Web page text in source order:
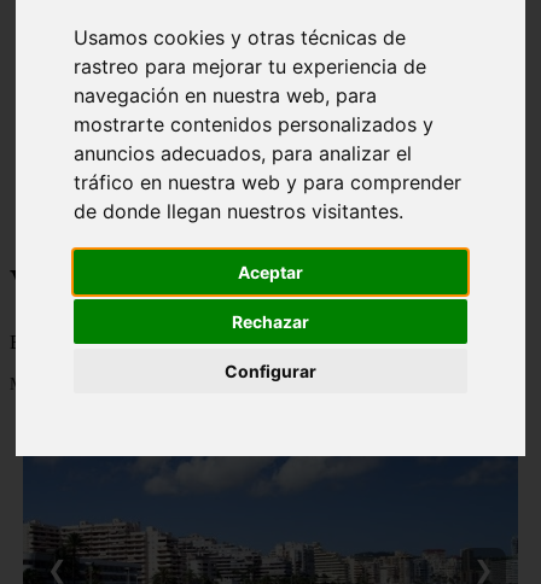
Usamos cookies y otras técnicas de
rastreo para mejorar tu experiencia de
navegación en nuestra web, para
mostrarte contenidos personalizados y
anuncios adecuados, para analizar el
tráfico en nuestra web y para comprender
de donde llegan nuestros visitantes.
Aceptar
Rechazar
Configurar
carmen
category
destinos
gijon
lanzarote
live
monumentos
naturaleza
san
tenerife
Viajes a la Patagonia
Blog sobre la Patagonia en particular y sobre turismo en general
Mostrando 1 - 24 de 478 artículos
❮ ❯